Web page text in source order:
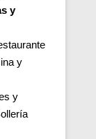
y
y
y